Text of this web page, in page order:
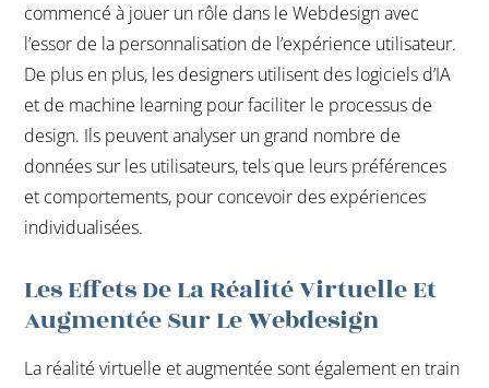
commencé à jouer un rôle dans le Webdesign avec
l’essor de la personnalisation de l’expérience utilisateur.
De plus en plus, les designers utilisent des logiciels d’IA
et de machine learning pour faciliter le processus de
design. Ils peuvent analyser un grand nombre de
données sur les utilisateurs, tels que leurs préférences
et comportements, pour concevoir des expériences
individualisées.
Les Effets De La Réalité Virtuelle Et
Augmentée Sur Le Webdesign
La réalité virtuelle et augmentée sont également en train